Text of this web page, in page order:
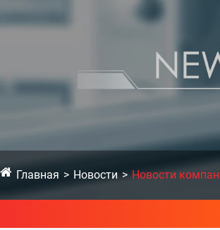
Главная Новости Новости